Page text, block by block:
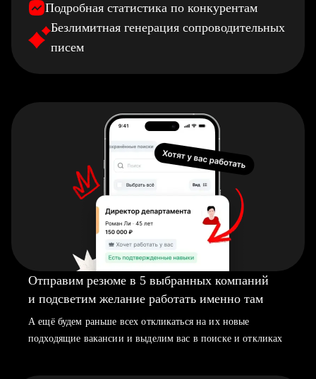
Подробная статистика по конкурентам
Безлимитная генерация сопроводительных
писем
Отправим резюме в 5 выбранных компаний
и подсветим желание работать именно там
А ещё будем раньше всех откликаться на их новые
подходящие вакансии и выделим вас в поиске и откликах